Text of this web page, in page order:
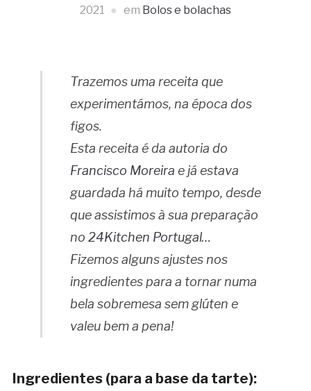
2021
em Bolos e bolachas
Trazemos uma receita que
experimentámos, na época dos
figos.
Esta receita é da autoria do
Francisco Moreira e já estava
guardada há muito tempo, desde
que assistimos à sua preparação
no 24Kitchen Portugal…
Fizemos alguns ajustes nos
ingredientes para a tornar numa
bela sobremesa sem glúten e
valeu bem a pena!
Ingredientes (para a base da tarte):